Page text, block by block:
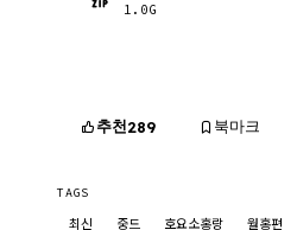
1.0G
추천289 북마크
TAGS
최신 중드 호요소홍랑 월홍편